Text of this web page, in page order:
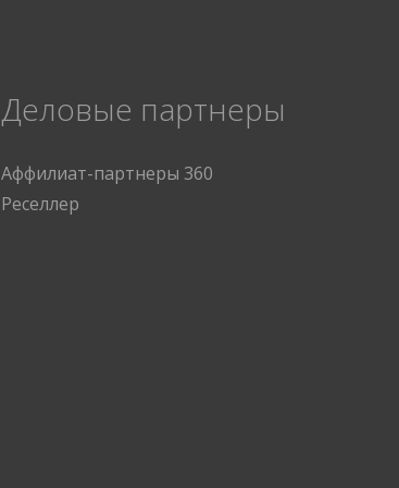
Деловые партнеры
Аффилиат-партнеры 360
Реселлер